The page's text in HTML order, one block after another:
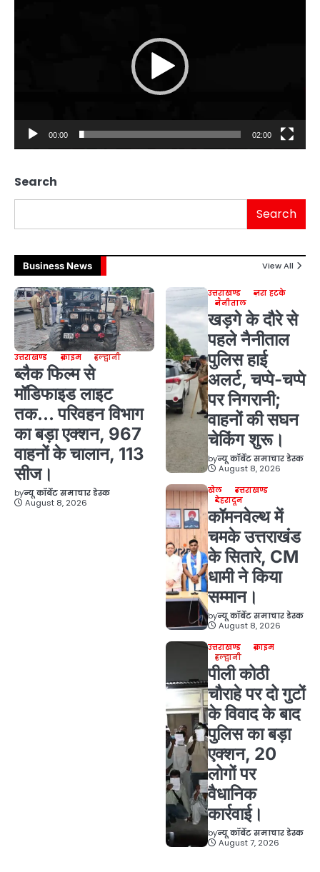
00:00 02:00
Search
Search
Business News View All
उत्तराखण्ड क्राइम हल्द्वानी
ब्लैक फिल्म से
मॉडिफाइड लाइट
तक… परिवहन विभाग
का बड़ा एक्शन, 967
वाहनों के चालान, 113
सीज।
byन्यू कॉर्बेट समाचार डेस्क
August 8, 2026
उत्तराखण्ड
ज़रा हटके
नैनीताल
खड़गे के दौरे से
पहले नैनीताल
पुलिस हाई
अलर्ट, चप्पे-चप्पे
पर निगरानी;
वाहनों की सघन
चेकिंग शुरू।
byन्यू कॉर्बेट समाचार डेस्क
August 8, 2026
खेल
उत्तराखण्ड
देहरादून
कॉमनवेल्थ में
चमके उत्तराखंड
के सितारे, CM
धामी ने किया
सम्मान।
byन्यू कॉर्बेट समाचार डेस्क
August 8, 2026
उत्तराखण्ड
क्राइम
हल्द्वानी
पीली कोठी
चौराहे पर दो गुटों
के विवाद के बाद
पुलिस का बड़ा
एक्शन, 20
लोगों पर
वैधानिक
कार्रवाई।
byन्यू कॉर्बेट समाचार डेस्क
August 7, 2026